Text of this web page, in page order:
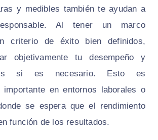
y medibles también te ayudan a
Al tener un marco
criterio de éxito bien definidos,
objetivamente tu desempeño y
si es necesario. Esto es
importante en entornos laborales o
se espera que el rendimiento
función de los resultados.